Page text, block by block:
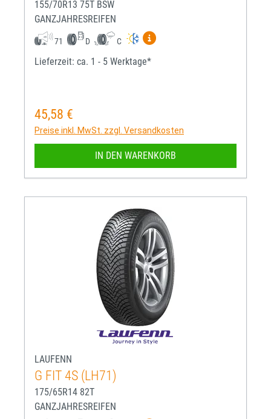
155/70R13 75T BSW
GANZJAHRESREIFEN
71 D C
Mehr Informationen zum
Lieferzeit: ca. 1 - 5 Werktage*
Regulärer Preis:
45,58 €
Preise inkl. MwSt. zzgl. Versandkosten
IN DEN WARENKORB
LAUFENN
G FIT 4S (LH71)
175/65R14 82T
GANZJAHRESREIFEN